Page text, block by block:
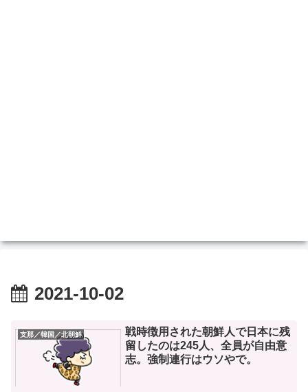
2021-10-02
支那／韓国／北朝鮮
戦時徴用された朝鮮人で日本に残
留したのは245人、全員が自由意
志。強制連行はウソやで。